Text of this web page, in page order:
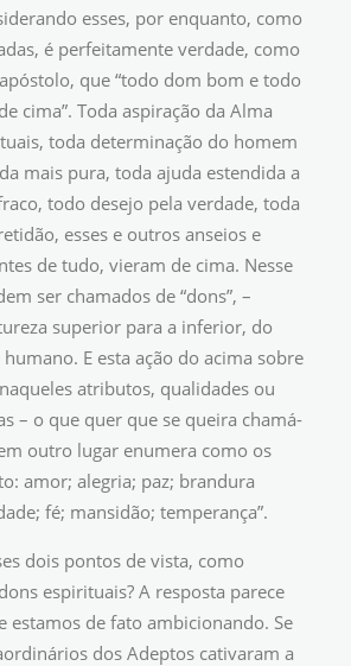
esses, por enquanto, como
é perfeitamente verdade, como
que “todo dom bom e todo
cima”. Toda aspiração da Alma
toda determinação do homem
mais pura, toda ajuda estendida a
todo desejo pela verdade, toda
esses e outros anseios e
de tudo, vieram de cima. Nesse
ser chamados de “dons”, –
superior para a inferior, do
E esta ação do acima sobre
atributos, qualidades ou
– o que quer que se queira chamá-
outro lugar enumera como os
amor; alegria; paz; brandura
fé; mansidão; temperança”.
dois pontos de vista, como
espirituais? A resposta parece
estamos de fato ambicionando. Se
dos Adeptos cativaram a